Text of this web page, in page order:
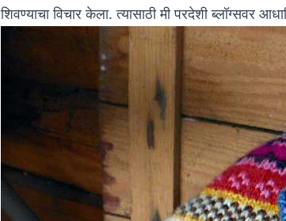
शिवण्याचा विचार केला. त्यासाठी मी परदेशी ब्लॉग्सवर